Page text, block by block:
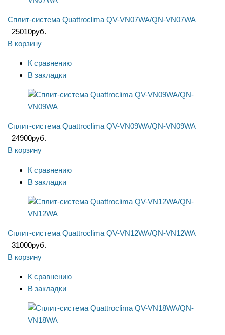
Сплит-система Quattroclima QV-VN07WA/QN-VN07WA
25010руб.
В корзину
К сравнению
В закладки
Сплит-система Quattroclima QV-VN09WA/QN-VN09WA
24900руб.
В корзину
К сравнению
В закладки
Сплит-система Quattroclima QV-VN12WA/QN-VN12WA
31000руб.
В корзину
К сравнению
В закладки